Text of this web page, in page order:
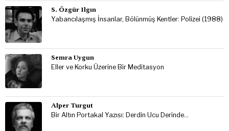
S. Özgür Ilgın
Yabancılaşmış İnsanlar, Bölünmüş Kentler: Polizei (1988)
Semra Uygun
Eller ve Korku Üzerine Bir Meditasyon
Alper Turgut
Bir Altın Portakal Yazısı: Derdin Ucu Derinde…